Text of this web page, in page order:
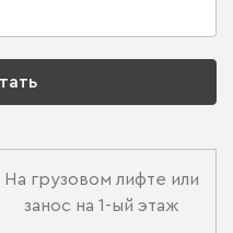
На грузовом лифте или
занос на 1-ый этаж